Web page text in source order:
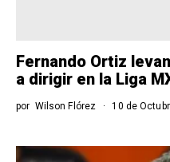
Fernando Ortiz
a dirigir en la Liga
por Wilson Flórez 10 de